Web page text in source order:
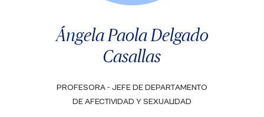
Ángela Paola Delgado
Casallas
PROFESORA - JEFE DE DEPARTAMENTO
DE AFECTIVIDAD Y SEXUALIDAD